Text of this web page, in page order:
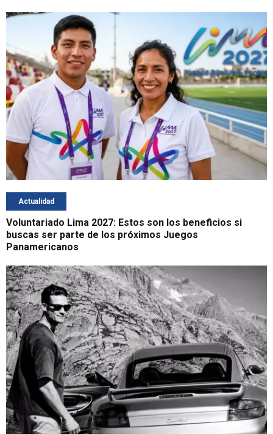
Actualidad
Voluntariado Lima 2027: Estos son los beneficios si
buscas ser parte de los próximos Juegos
Panamericanos